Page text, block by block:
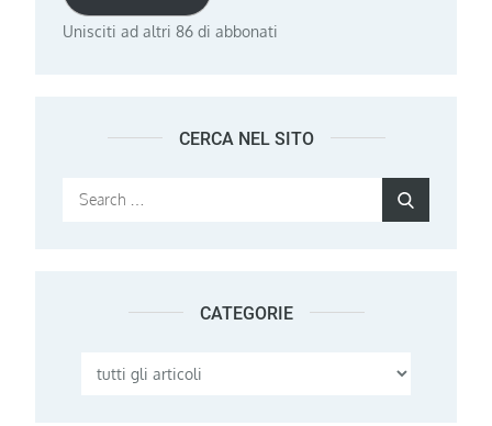
Unisciti ad altri 86 di abbonati
CERCA NEL SITO
Search
CATEGORIE
Categorie